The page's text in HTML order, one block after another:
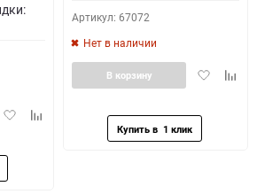
ДобавитьДобавить
Артикул: 67072
Нет в наличии
Добавить
В корзину